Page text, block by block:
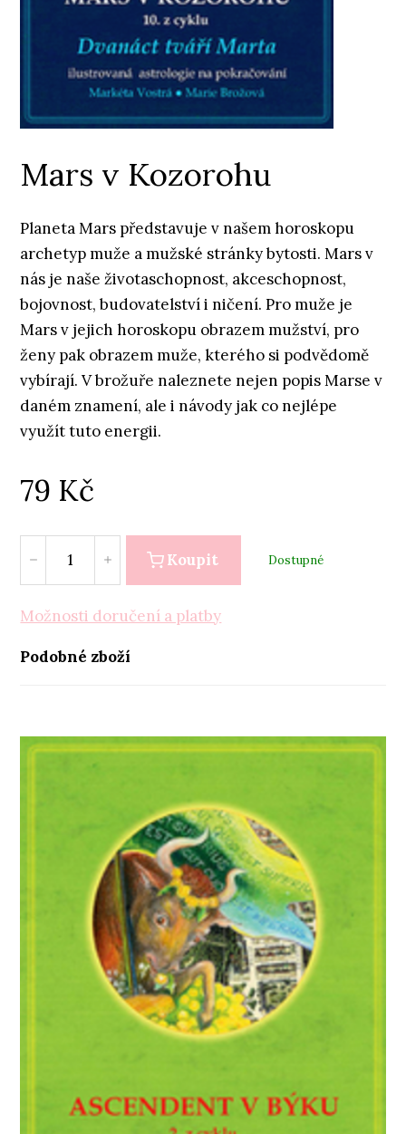
Mars v Kozorohu
Planeta Mars představuje v našem horoskopu
archetyp muže a mužské stránky bytosti. Mars v
nás je naše životaschopnost, akceschopnost,
bojovnost, budovatelství i ničení. Pro muže je
Mars v jejich horoskopu obrazem mužství, pro
ženy pak obrazem muže, kterého si podvědomě
vybírají. V brožuře naleznete nejen popis Marse v
daném znamení, ale i návody jak co nejlépe
využít tuto energii.
79 Kč
Koupit Dostupné
Možnosti doručení a platby
Podobné zboží